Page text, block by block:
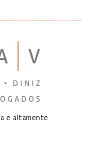
e altamente